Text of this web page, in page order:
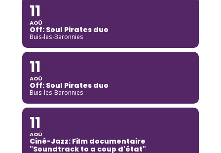
11
AOÛ
Off: Soul Pirates duo
Buis-les-Baronnies
11
AOÛ
Off: Soul Pirates duo
Buis-les-Baronnies
11
AOÛ
Ciné-Jazz: Film documentaire
"Soundtrack to a coup d'état"